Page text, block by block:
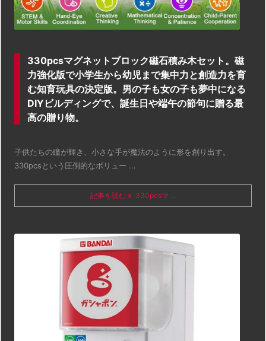
330pcsマグネットブロック磁石積み木セット。磁
力強化版で小学生から幼児まで集中力と創造力を育
む知育玩具の決定版。男の子も女の子も夢中になる
DIYビルディングで、誕生日や端午の節句に贈る最
高の贈り物。
子供たちの瞳が輝き、小さな手が魔法のように形を創り出す。
330pcsという圧倒的なボリュー ...
記事を読む 330pcsマ ...